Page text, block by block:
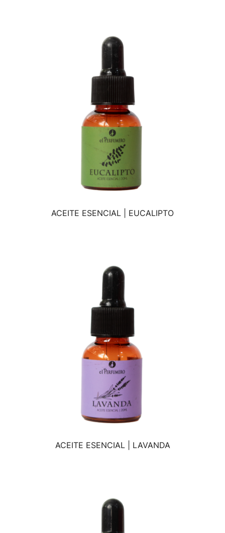
VISTA RÁPIDA
ACEITE ESENCIAL | EUCALIPTO
VISTA RÁPIDA
ACEITE ESENCIAL | LAVANDA